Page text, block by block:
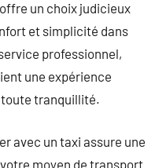
un choix judicieux
et simplicité dans
professionnel,
une expérience
tranquillité.
avec un taxi assure une
moyen de transport